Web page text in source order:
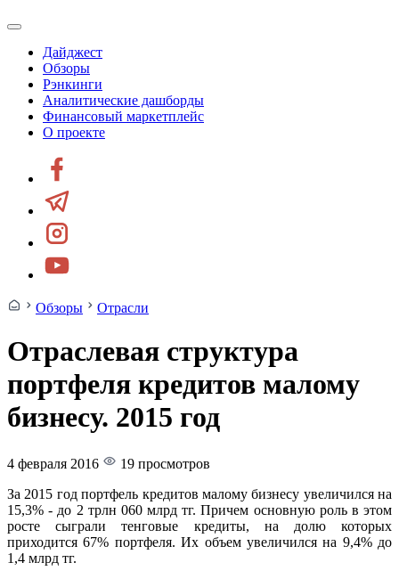
Дайджест
Обзоры
Рэнкинги
Аналитические дашборды
Финансовый маркетплейс
О проекте
Обзоры Отрасли
Отраслевая структура
портфеля кредитов малому
бизнесу. 2015 год
4 февраля 2016
19 просмотров
За 2015 год портфель кредитов малому бизнесу увеличился на
15,3% - до 2 трлн 060 млрд тг. Причем основную роль в этом
росте сыграли тенговые кредиты, на долю которых
приходится 67% портфеля. Их объем увеличился на 9,4% до
1,4 млрд тг.